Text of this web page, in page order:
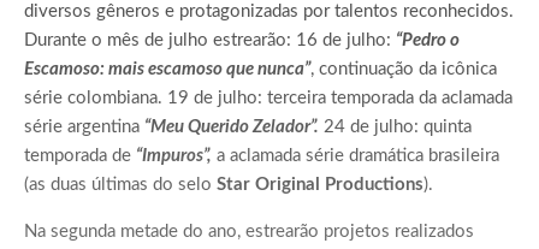
diversos gêneros e protagonizadas por talentos reconhecidos.
Durante o mês de julho estrearão: 16 de julho: “Pedro o
Escamoso: mais escamoso que nunca”, continuação da icônica
série colombiana. 19 de julho: terceira temporada da aclamada
série argentina “Meu Querido Zelador”. 24 de julho: quinta
temporada de “Impuros”, a aclamada série dramática brasileira
(as duas últimas do selo Star Original Productions).
Na segunda metade do ano, estrearão projetos realizados